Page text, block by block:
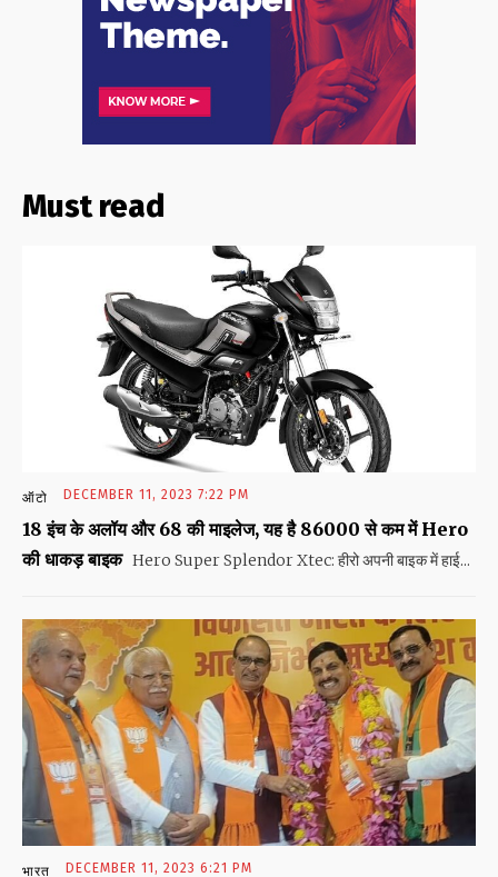
Must read
ऑटो DECEMBER 11, 2023 7:22 PM
18 इंच के अलॉय और 68 की माइलेज, यह है 86000 से कम में Hero
की धाकड़ बाइक Hero Super Splendor Xtec: हीरो अपनी बाइक में हाई...
भारत DECEMBER 11, 2023 6:21 PM